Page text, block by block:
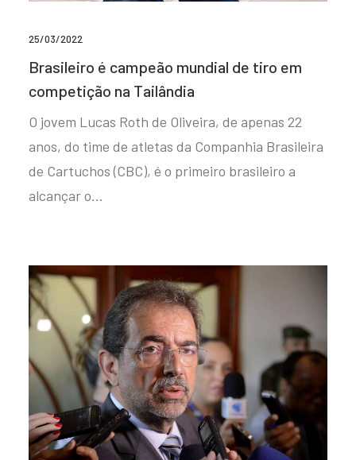
25/03/2022
Brasileiro é campeão mundial de tiro em
competição na Tailândia
O jovem Lucas Roth de Oliveira, de apenas 22
anos, do time de atletas da Companhia Brasileira
de Cartuchos (CBC), é o primeiro brasileiro a
alcançar o…